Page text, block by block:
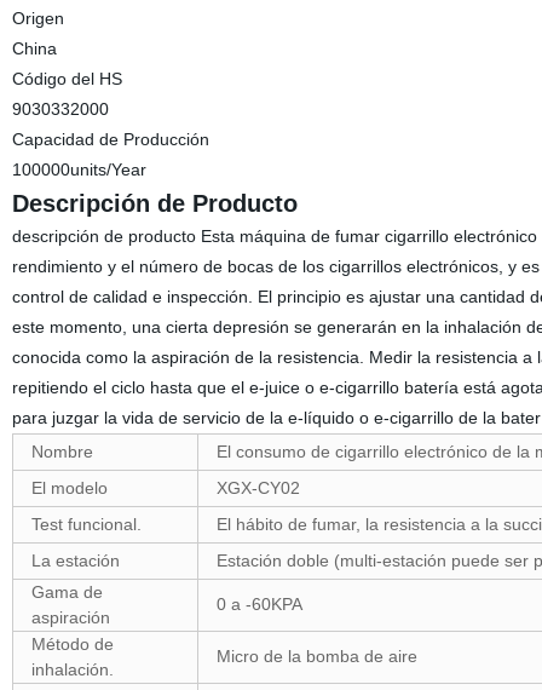
Origen
China
Código del HS
9030332000
Capacidad de Producción
100000units/Year
Descripción de Producto
descripción de producto Esta máquina de fumar cigarrillo
rendimiento y el número de bocas de los cigarrillos electrónicos, y
control de calidad e inspección. El principio es ajustar una cantidad
este momento, una cierta depresión se generarán en la inhalación
conocida como la aspiración de la resistencia. Medir la resistencia
repitiendo el ciclo hasta que el e-juice o e-cigarrillo batería está
para juzgar la vida de servicio de la e-líquido o e-cigarrillo de la
Nombre
El consumo de cigarrillo electrónico de la
El modelo
XGX-CY02
Test funcional.
El hábito de fumar, la resistencia a la
La estación
Estación doble (multi-estación puede ser
Gama de
aspiración
0 a -60KPA
Método de
inhalación.
Micro de la bomba de aire